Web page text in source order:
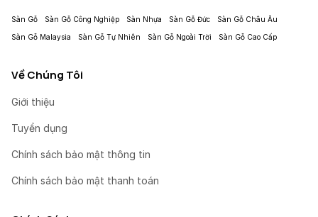
Sàn Gỗ Sàn Gỗ Công Nghiệp Sàn Nhựa Sàn Gỗ Đức Sàn Gỗ Châu Âu
Sàn Gỗ Malaysia Sàn Gỗ Tự Nhiên Sàn Gỗ Ngoài Trời Sàn Gỗ Cao Cấp
Về Chúng Tôi
Giới thiệu
Tuyển dụng
Chính sách bảo mật thông tin
Chính sách bảo mật thanh toán